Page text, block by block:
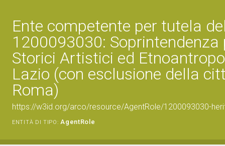
Ente competente per tutela
1200093030: Soprintendenza
Storici Artistici ed
Lazio (con esclusione della
Roma)
https://w3id.org/arco/resource/AgentRole/1200093030-
ENTITÀ DI TIPO: AgentRole